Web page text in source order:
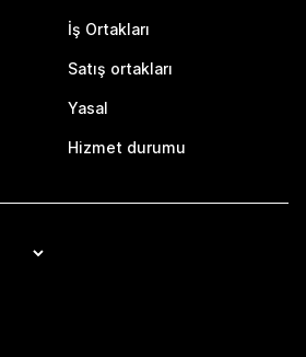
İş Ortakları
Satış ortakları
Yasal
Hizmet durumu